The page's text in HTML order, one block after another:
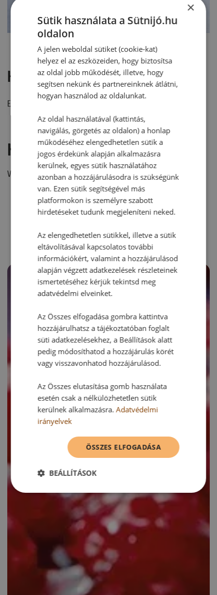
Hozzászólások
Ehhez a recepthez még nem érkezett hozzászólás.
Hozzászólás írása
Vélemény írásához, kérjük,jelentkezz be!
RECEPTAJÁNLÓ
×
Sütik használata a Sütnijó.hu
oldalon
A jelen weboldal sütiket (cookie-kat)
helyez el az eszközeiden, hogy biztosítsa
az oldal jobb működését, illetve, hogy
segítsen nekünk és partnereinknek átlátni,
hogyan használod az oldalunkat.
Az oldal használatával (kattintás,
navigálás, görgetés az oldalon) a honlap
működéséhez elengedhetetlen sütik a
jogos érdekünk alapján alkalmazásra
kerülnek, egyes sütik használatához
azonban a hozzájárulásodra is szükségünk
van. Ezen sütik segítségével más
platformokon is személyre szabott
hirdetéseket tudunk megjeleníteni neked.
Az elengedhetetlen sütikkel, illetve a sütik
eltávolításával kapcsolatos további
információkért, valamint a hozzájárulásod
alapján végzett adatkezelések részleteinek
ismertetéséhez kérjük tekintsd meg
adatvédelmi elveinket.
Az Összes elfogadása gombra kattintva
hozzájárulhatsz a tájékoztatóban foglalt
süti adatkezelésekhez, a Beállítások alatt
pedig módosíthatod a hozzájárulás körét
vagy visszavonhatod hozzájárulásod.
Az Összes elutasítása gomb használata
esetén csak a nélkülözhetetlen sütik
kerülnek alkalmazásra.Adatvédelmi
irányelvek
ÖSSZES ELFOGADÁSA
BEÁLLÍTÁSOK